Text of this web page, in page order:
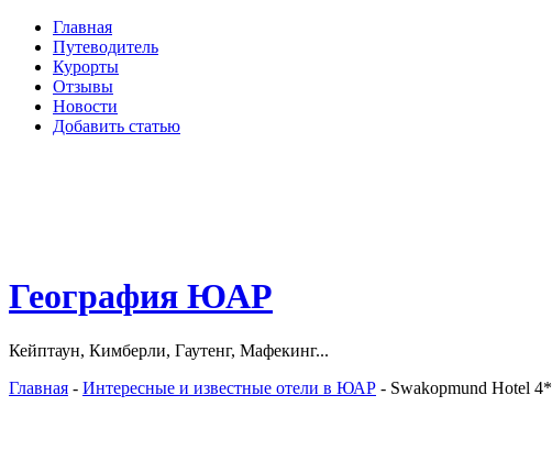
Главная
Путеводитель
Курорты
Отзывы
Новости
Добавить статью
География ЮАР
Кейптаун, Кимберли, Гаутенг, Мафекинг...
Главная - Интересные и известные отели в ЮАР - Swakopmund Hotel 4*